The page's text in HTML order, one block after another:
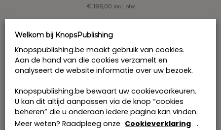
€ 198,00 incl. btw
Bestel
Welkom bij KnopsPublishing
Knopspublishing.be maakt gebruik van cookies.
Aan de hand van die cookies verzamelt en
analyseert de website informatie over uw bezoek.
Knopspublishing.be bewaart uw cookievoorkeuren.
U kan dit altijd aanpassen via de knop “cookies
beheren” die u onderaan iedere pagina kan vinden.
Meer weten? Raadpleeg onze Cookieverklaring .